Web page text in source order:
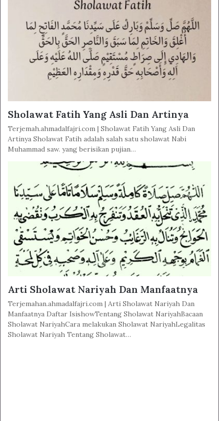
Sholawat Fatih Yang Asli Dan Artinya
Terjemah.ahmadalfajri.com | Sholawat Fatih Yang Asli Dan
Artinya Sholawat Fatih adalah salah satu sholawat Nabi
Muhammad saw. yang berisikan pujian…
Arti Sholawat Nariyah Dan Manfaatnya
Terjemahan.ahmadalfajri.com | Arti Sholawat Nariyah Dan
Manfaatnya Daftar IsishowTentang Sholawat NariyahBacaan
Sholawat NariyahCara melakukan Sholawat NariyahLegalitas
Sholawat Nariyah Tentang Sholawat…